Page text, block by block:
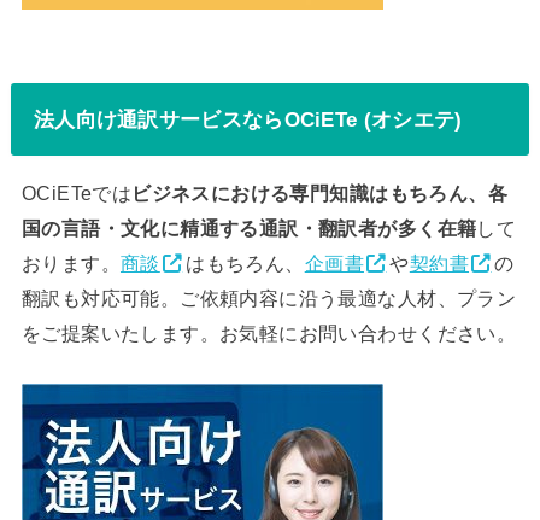
法人向け通訳サービスならOCiETe (オシエテ)
OCiETeでは ビジネスにおける専門知識はもちろん、各
国の言語・文化に精通する通訳・翻訳者が多く在籍して
おります。 商談 はもちろん、 企画書 や契約書
の
翻訳も対応可能。ご依頼内容に沿う最適な人材、プラン
をご提案いたします。お気軽にお問い合わせください。